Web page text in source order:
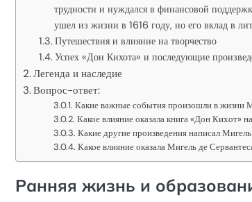
трудности и нуждался в финансовой
ушел из жизни в 1616 году, но его вклад в
Путешествия и влияние на творчество
Успех «Дон Кихота» и последующие
Легенда и наследие
Вопрос-ответ:
Какие важные события произошли в жизни
Какое влияние оказала книга «Дон Кихот»
Какие другие произведения написал
Какое влияние оказала Мигель де
Ранняя жизнь и